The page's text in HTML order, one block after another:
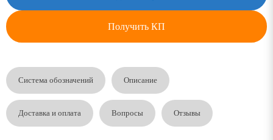
Получить КП
Система обозначений Описание
Доставка и оплата Вопросы Отзывы